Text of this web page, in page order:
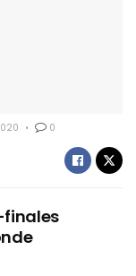
0
finales